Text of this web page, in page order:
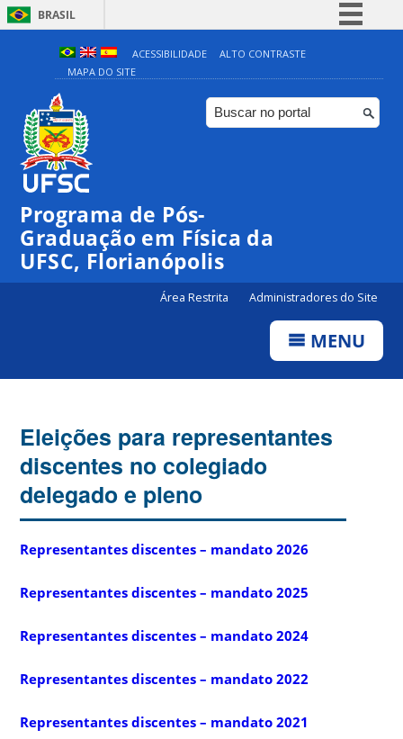
BRASIL
Simplifique!
Comunica BR
Participe
ACESSIBILIDADE
ALTO CONTRASTE
MAPA DO SITE
Programa de Pós-
Graduação em Física da
UFSC, Florianópolis
Área Restrita Administradores do Site
MENU
Eleições para representantes
discentes no colegiado
delegado e pleno
Representantes discentes – mandato 2026
Representantes discentes – mandato 2025
Representantes discentes – mandato 2024
Representantes discentes – mandato 2022
Representantes discentes – mandato 2021